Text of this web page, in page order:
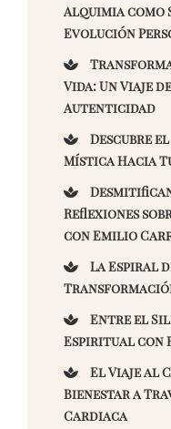
Alquimia como
Evolución
Vida: Un Viaje
Autenticidad
Descubre
Mística Hacia
Reflexiones
con Emilio
La Espiral
Entre el
Espiritual con
El Viaje al
Bienestar a
Cardiaca